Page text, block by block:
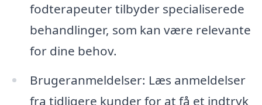
fodterapeuter tilbyder specialiserede
behandlinger, som kan være relevante
for dine behov.
Brugeranmeldelser: Læs anmeldelser
fra tidligere kunder for at få et indtryk